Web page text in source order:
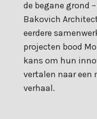
de begane grond
Bakovich
eerdere
projecten bood
kans om hun
vertalen naar een
verhaal.